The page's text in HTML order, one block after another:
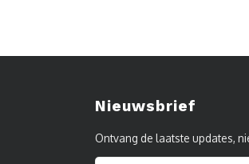
Nieuwsbrief
Ontvang de laatste updates,